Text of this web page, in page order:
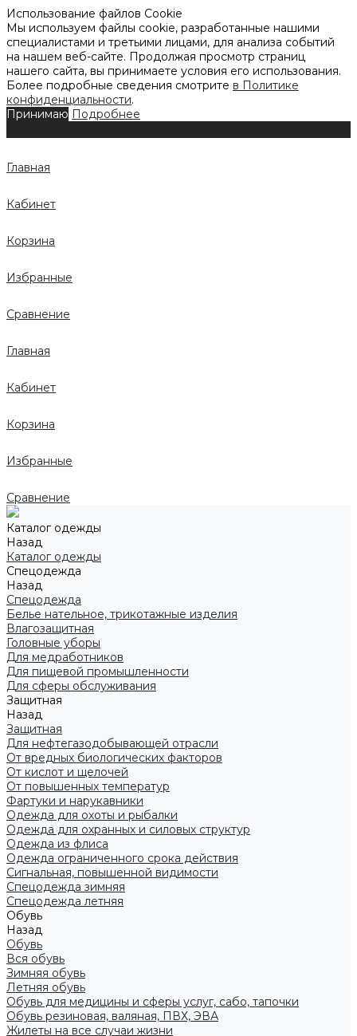
Использование файлов Cookie
Мы используем файлы cookie, разработанные нашими
специалистами и третьими лицами, для анализа событий
на нашем веб-сайте. Продолжая просмотр страниц
нашего сайта, вы принимаете условия его использования.
Более подробные сведения смотрите в Политике
конфиденциальности.
Принимаю Подробнее
Главная
Кабинет
Корзина
Избранные
Сравнение
Главная
Кабинет
Корзина
Избранные
Сравнение
Каталог одежды
Назад
Каталог одежды
Спецодежда
Назад
Спецодежда
Белье нательное, трикотажные изделия
Влагозащитная
Головные уборы
Для медработников
Для пищевой промышленности
Для сферы обслуживания
Защитная
Назад
Защитная
Для нефтегазодобывающей отрасли
От вредных биологических факторов
От кислот и щелочей
От повышенных температур
Фартуки и нарукавники
Одежда для охоты и рыбалки
Одежда для охранных и силовых структур
Одежда из флиса
Одежда ограниченного срока действия
Сигнальная, повышенной видимости
Спецодежда зимняя
Спецодежда летняя
Обувь
Назад
Обувь
Вся обувь
Зимняя обувь
Летняя обувь
Обувь для медицины и сферы услуг, сабо, тапочки
Обувь резиновая, валяная, ПВХ, ЭВА
Жилеты на все случаи жизни